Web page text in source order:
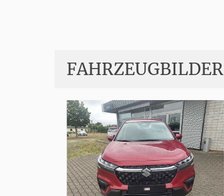
FAHRZEUGBILDER